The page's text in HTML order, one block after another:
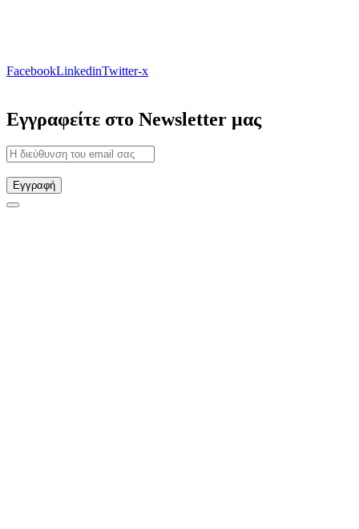
FacebookLinkedinTwitter-x
Εγγραφείτε στο Newsletter μας
Εγγραφή